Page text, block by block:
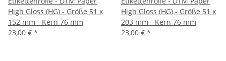
High Gloss (HG) - Größe 51 x
152 mm - Kern 76 mm
23,00 € *
High Gloss (HG) - Größe 51 x
203 mm - Kern 76 mm
23,00 € *